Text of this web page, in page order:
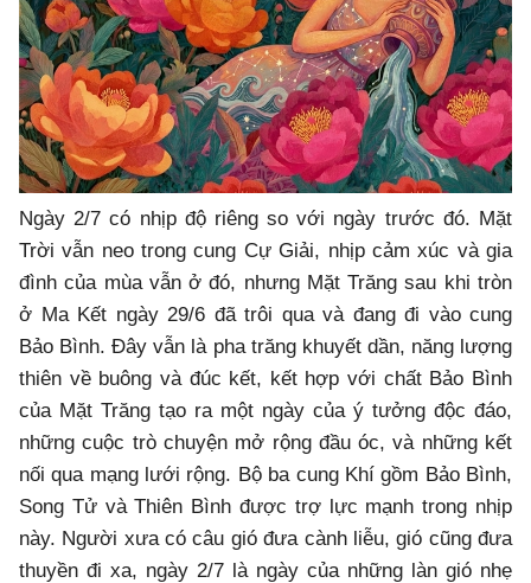
Ngày 2/7 có nhịp độ riêng so với ngày trước đó. Mặt
Trời vẫn neo trong cung Cự Giải, nhịp cảm xúc và gia
đình của mùa vẫn ở đó, nhưng Mặt Trăng sau khi tròn
ở Ma Kết ngày 29/6 đã trôi qua và đang đi vào cung
Bảo Bình. Đây vẫn là pha trăng khuyết dần, năng lượng
thiên về buông và đúc kết, kết hợp với chất Bảo Bình
của Mặt Trăng tạo ra một ngày của ý tưởng độc đáo,
những cuộc trò chuyện mở rộng đầu óc, và những kết
nối qua mạng lưới rộng. Bộ ba cung Khí gồm Bảo Bình,
Song Tử và Thiên Bình được trợ lực mạnh trong nhịp
này. Người xưa có câu gió đưa cành liễu, gió cũng đưa
thuyền đi xa, ngày 2/7 là ngày của những làn gió nhẹ